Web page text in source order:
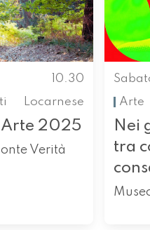
10.30
Locarnese
2025
Verità
Arte
Nei
tra